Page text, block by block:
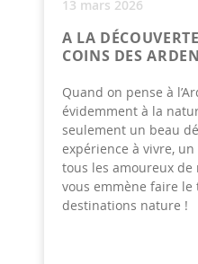
13 mars 2026
A LA
COINS DES
Quand on pense à
évidemment à la
seulement un beau
expérience à vivre,
tous les amoureux
vous emmène faire
destinations nature !